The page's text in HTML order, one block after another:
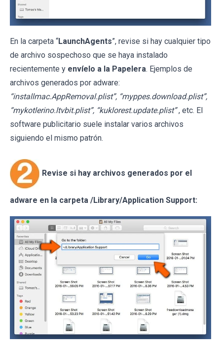
En la carpeta “LaunchAgents”, revise si hay cualquier tipo
de archivo sospechoso que se haya instalado
recientemente y envíelo a la Papelera. Ejemplos de
archivos generados por adware:
“installmac.AppRemoval.plist”, “myppes.download.plist”,
“mykotlerino.ltvbit.plist”, “kuklorest.update.plist” , etc. El
software publicitario suele instalar varios archivos
siguiendo el mismo patrón.
Revise si hay archivos generados por el
adware en la carpeta /Library/Application Support: